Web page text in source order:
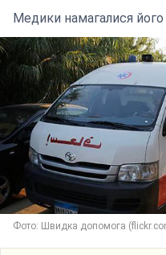
Медики намагалися
Фото: Швидка допомога